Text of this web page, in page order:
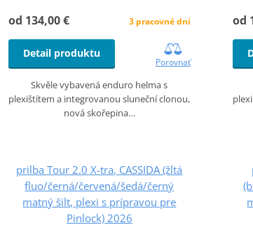
od 134,00 € 3 pracovné dni
Detail produktu
Porovnať
Skvěle vybavená enduro helma s
plexištítem a integrovanou sluneční clonou,
nová skořepina…
od
prilba Tour 2.0 X-tra, CASSIDA (žltá
fluo/černá/červená/šedá/černý
matný šilt, plexi s prípravou pre
Pinlock) 2026